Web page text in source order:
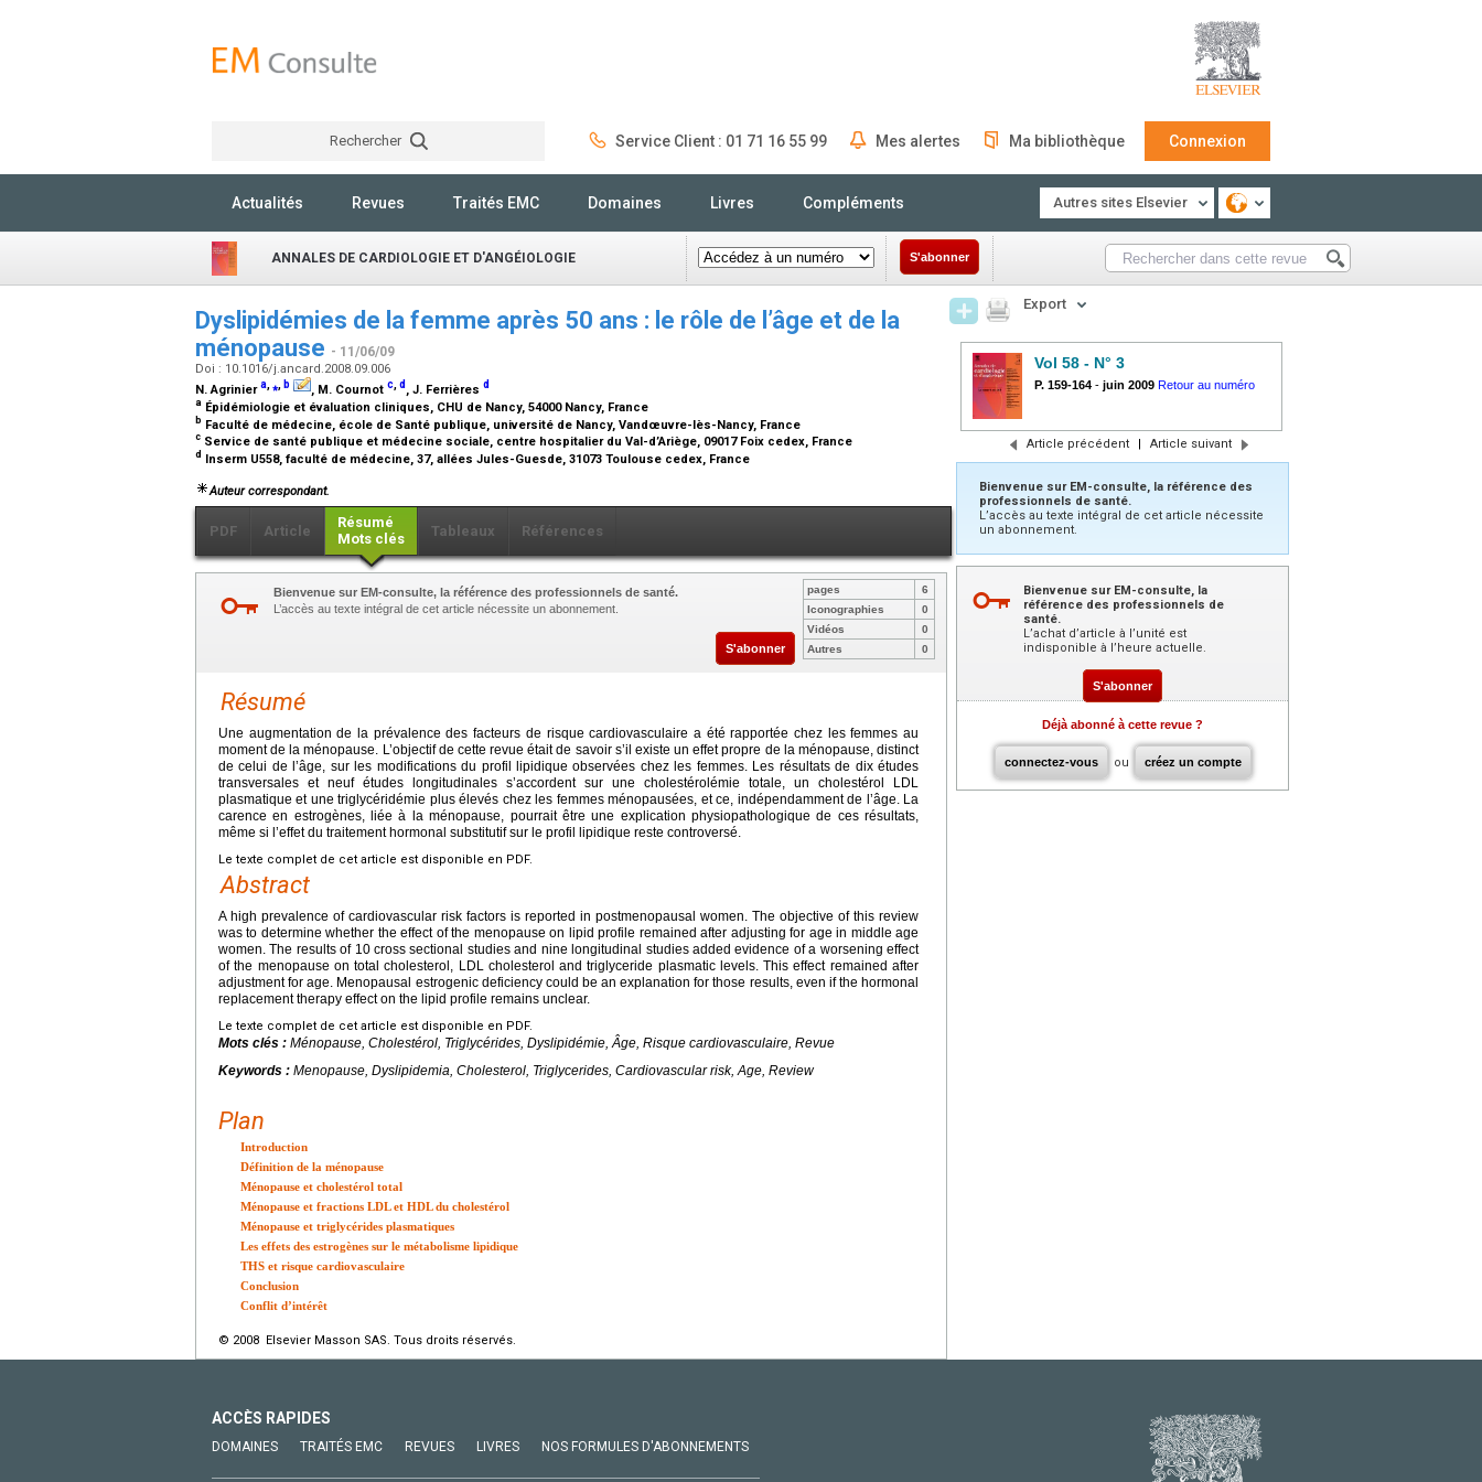
Rechercher Service Client : 01 71 16 55 99 Mes alertes Ma bibliothèque Connexion
Actualités Revues Traités EMC Domaines Livres Compléments Autres sites Elsevier
ANNALES DE CARDIOLOGIE ET D'ANGÉIOLOGIE S'abonner
Dyslipidémies de la femme après 50 ans : le rôle de l’âge et de la
ménopause - 11/06/09
Doi : 10.1016/j.ancard.2008.09.006
N. Agriniera,⁎, b , M. Cournot c,d , J. Ferrières d
a Épidémiologie et évaluation cliniques, CHU de Nancy, 54000 Nancy, France
b Faculté de médecine, école de Santé publique, université de Nancy, Vandœuvre-lès-Nancy, France
c Service de santé publique et médecine sociale, centre hospitalier du Val-d’Ariège, 09017 Foix cedex, France
d Inserm U558, faculté de médecine, 37, allées Jules-Guesde, 31073 Toulouse cedex, France
Auteur correspondant.
PDF Article
Résumé
Mots clés
Tableaux Références
Bienvenue sur EM-consulte, la référence des professionnels de santé.
L’accès au texte intégral de cet article nécessite un abonnement.
S'abonner
pages
6
Iconographies
0
Vidéos
0
Autres
0
Résumé
Une augmentation de la prévalence des facteurs de risque cardiovasculaire a été rapportée chez les femmes au
moment de la ménopause. L’objectif de cette revue était de savoir s’il existe un effet propre de la ménopause, distinct
de celui de l’âge, sur les modifications du profil lipidique observées chez les femmes. Les résultats de dix études
transversales et neuf études longitudinales s’accordent sur une cholestérolémie totale, un cholestérol LDL
plasmatique et une triglycéridémie plus élevés chez les femmes ménopausées, et ce, indépendamment de l’âge. La
carence en estrogènes, liée à la ménopause, pourrait être une explication physiopathologique de ces résultats,
même si l’effet du traitement hormonal substitutif sur le profil lipidique reste controversé.
Le texte complet de cet article est disponible en PDF.
Abstract
A high prevalence of cardiovascular risk factors is reported in postmenopausal women. The objective of this review
was to determine whether the effect of the menopause on lipid profile remained after adjusting for age in middle age
women. The results of 10 cross sectional studies and nine longitudinal studies added evidence of a worsening effect
of the menopause on total cholesterol, LDL cholesterol and triglyceride plasmatic levels. This effect remained after
adjustment for age. Menopausal estrogenic deficiency could be an explanation for those results, even if the hormonal
replacement therapy effect on the lipid profile remains unclear.
Le texte complet de cet article est disponible en PDF.
Mots clés : Ménopause, Cholestérol, Triglycérides, Dyslipidémie, Âge, Risque cardiovasculaire, Revue
Keywords : Menopause, Dyslipidemia, Cholesterol, Triglycerides, Cardiovascular risk, Age, Review
Plan
Introduction
Définition de la ménopause
Ménopause et cholestérol total
Ménopause et fractions LDL et HDL du cholestérol
Ménopause et triglycérides plasmatiques
Les effets des estrogènes sur le métabolisme lipidique
THS et risque cardiovasculaire
Conclusion
Conflit d’intérêt
© 2008 Elsevier Masson SAS. Tous droits réservés.
Export
Vol 58 - N° 3
P. 159-164 - juin 2009 Retour au numéro
Article précédent | Article suivant
Bienvenue sur EM-consulte, la référence des
professionnels de santé.
L’accès au texte intégral de cet article nécessite
un abonnement.
Bienvenue sur EM-consulte, la
référence des professionnels de
santé.
L’achat d’article à l’unité est
indisponible à l’heure actuelle.
S'abonner
Déjà abonné à cette revue ?
connectez-vous ou créez un compte
ACCÈS RAPIDES
DOMAINES TRAITÉS EMC REVUES LIVRES NOS FORMULES D'ABONNEMENTS